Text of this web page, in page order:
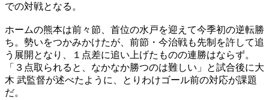
での対戦となる。
ホームの熊本は前々節、首位の水戸を迎えて今季初の逆転勝
ち。勢いをつかみかけたが、前節・今治戦も先制を許して追
う展開となり、１点差に追い上げたものの連勝はならず。
「３点取られると、なかなか勝つのは難しい」と試合後に大
木 武監督が述べたように、とりわけゴール前の対応が課題
だ。